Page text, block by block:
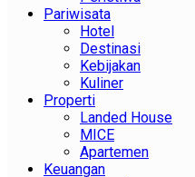
Pariwisata
Hotel
Destinasi
Kebijakan
Kuliner
Properti
Landed House
MICE
Apartemen
Keuangan